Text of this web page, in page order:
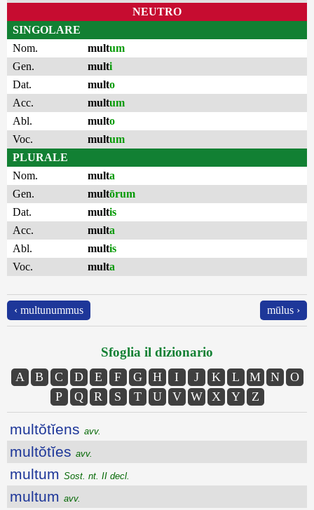
NEUTRO
SINGOLARE
Nom.
multum
Gen.
multi
Dat.
multo
Acc.
multum
Abl.
multo
Voc.
multum
PLURALE
Nom.
multa
Gen.
multōrum
Dat.
multis
Acc.
multa
Abl.
multis
Voc.
multa
‹ multunummus mūlus ›
Sfoglia il dizionario
A B C D E F G H I J K L M N
O
P
Q R S T U V W X Y Z
multŏtĭens avv.
multŏtĭes avv.
multum Sost. nt. II decl.
multum avv.